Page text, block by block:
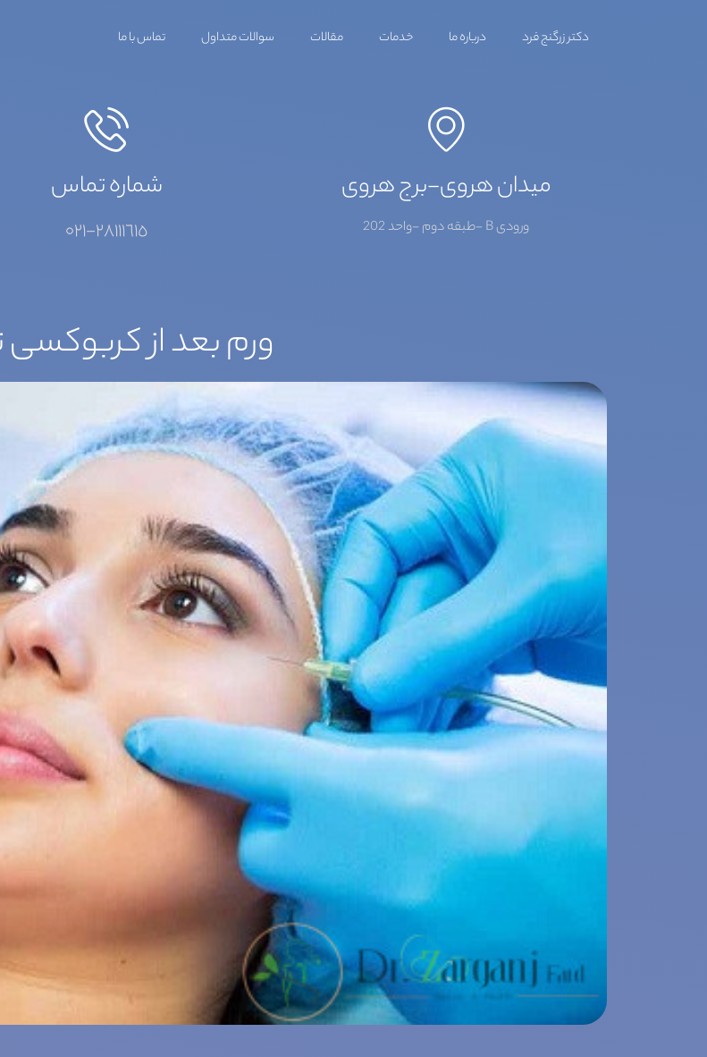
دکتر زرگنج فرد درباره ما خدمات مقالات سوالات متداول تماس با ما
میدان هروی-برج هروی
ورودی B -طبقه دوم -واحد 202
شماره تماس
٢٨١١١٦١٥-٠٢١
ورم بعد از کربوکسی